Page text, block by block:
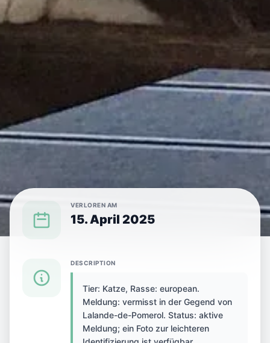
{SPECIES} IN {CITY} VERLOREN
Katze in Lalande-de-
Pomerol, Frankreich
VERLOREN AM
15. April 2025
DESCRIPTION
Tier: Katze, Rasse: european.
Meldung: vermisst in der Gegend von
Lalande-de-Pomerol. Status: aktive
Meldung; ein Foto zur leichteren